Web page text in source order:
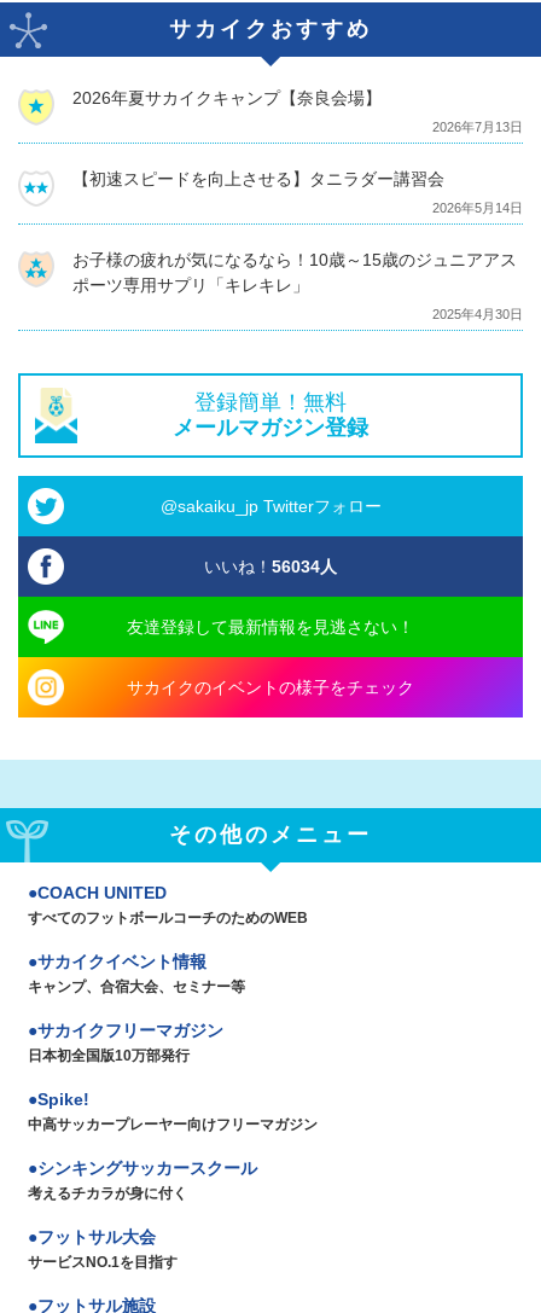
サカイクおすすめ
2026年夏サカイクキャンプ【奈良会場】
2026年7月13日
【初速スピードを向上させる】タニラダー講習会
2026年5月14日
お子様の疲れが気になるなら！10歳～15歳のジュニアアス
ポーツ専用サプリ「キレキレ」
2025年4月30日
登録簡単！無料
メールマガジン登録
@sakaiku_jp Twitterフォロー
いいね！ 56034人
友達登録して最新情報を見逃さない！
サカイクのイベントの様子をチェック
その他のメニュー
COACH UNITED
すべてのフットボールコーチのためのWEB
サカイクイベント情報
キャンプ、合宿大会、セミナー等
サカイクフリーマガジン
日本初全国版10万部発行
Spike!
中高サッカープレーヤー向けフリーマガジン
シンキングサッカースクール
考えるチカラが身に付く
フットサル大会
サービスNO.1を目指す
フットサル施設